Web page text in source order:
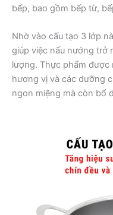
bếp, bao gồm bếp từ,
Nhờ vào cấu tạo 3 lớp
giúp việc nấu nướng trở
lượng. Thực phẩm được
hương vị và các dưỡng
ngon miệng mà còn bổ